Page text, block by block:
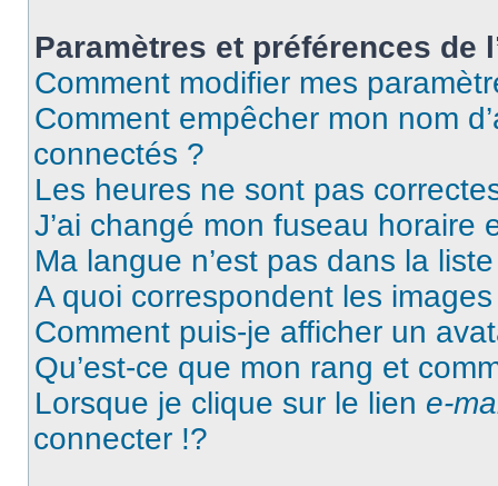
Paramètres et préférences de
Comment modifier mes
Comment empêcher mon nom
connectés ?
Les heures ne sont pas
J’ai changé mon fuseau horaire
Ma langue n’est pas dans la
A quoi correspondent les
Comment puis-je afficher un
Qu’est-ce que mon rang et
Lorsque je clique sur le lien e-
connecter !?